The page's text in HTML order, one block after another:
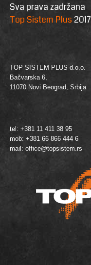
Sva prava zadržana
Top Sistem Plus 2017
TOP SISTEM PLUS d.o.o.
Bačvarska 6,
11070 Novi Beograd, Srbija
tel: +381 11 411 38 95
mob: +381 66 866 444 6
mail: office@topsistem.rs